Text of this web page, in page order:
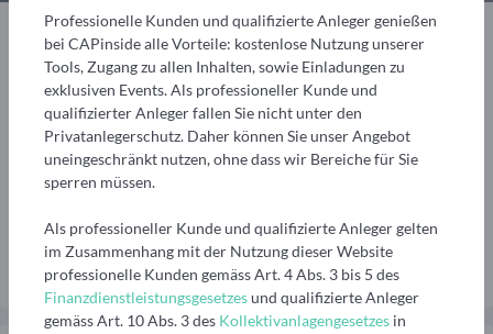
Alle Inhalte
Artikel, Podcasts & Videos – Alle Inhalte im Überblick
Gemerkte Inhalte
Artikel, Podcasts und Videos, die Sie sich gemerkt haben
Videos
Community
Podcasts
Audiobeiträge mit spannenden Gästen aus Finanzwelt
und Fondsindustrie
Fonds
1. Fonds finden
Fondssuche
Nutzen Sie die Filter, um aus über 35.000 Fonds die
passenden zu finden
Fondsranking
Lassen Sie sich die besten Fonds aus über 200
Peergroups anzeigen
Die besten Fonds
Firmenprofile
Fondsgesellschaften
Informationen, Beiträge und Produkte unserer Partner-
Vermögensverwalter
Informationen, Beiträge und Produkte/Strategien
unserer Partner-Vermögensverwalter
Events
Übersicht, Anmeldung und weitere Informationen zu
anstehenden Online- und Präsenzveranstaltungen
Vergangene Webinare
Finanzberatung
Vermögensverwalter
Franz Wurzinger
Mitglied Assez Allocation Team, Privatconsult
Nachricht senden
Professionelle Kunden und qualifizierte Anleger genießen
bei CAPinside alle Vorteile: kostenlose Nutzung unserer
Tools, Zugang zu allen Inhalten, sowie Einladungen zu
exklusiven Events. Als professioneller Kunde und
qualifizierter Anleger fallen Sie nicht unter den
Privatanlegerschutz. Daher können Sie unser Angebot
uneingeschränkt nutzen, ohne dass wir Bereiche für Sie
sperren müssen.
Als professioneller Kunde und qualifizierte Anleger gelten
im Zusammenhang mit der Nutzung dieser Website
professionelle Kunden gemäss Art. 4 Abs. 3 bis 5 des
Finanzdienstleistungsgesetzesund qualifizierte Anleger
gemäss Art. 10 Abs. 3 des Kollektivanlagengesetzes in